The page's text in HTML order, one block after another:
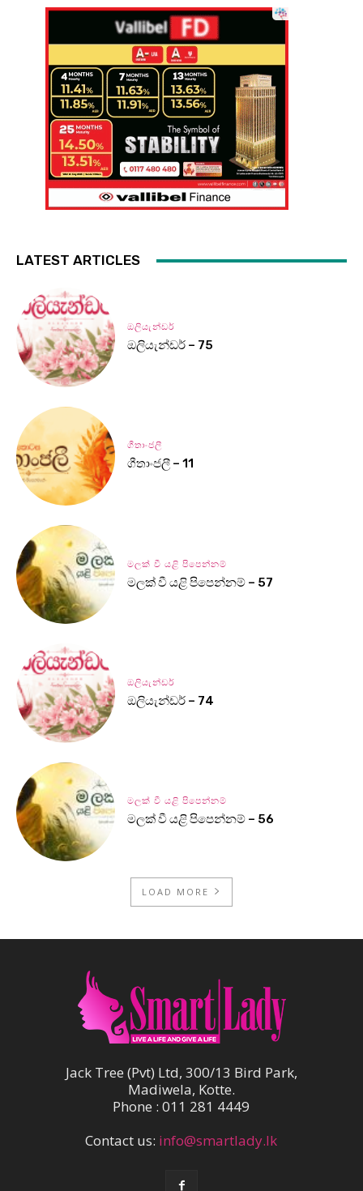
LATEST ARTICLES
ඔලියැන්ඩර්
ඔලියැන්ඩර් – 75
ගීතාංජලී
ගීතාංජලී – 11
මලක් වී යළි පිපෙන්නම්
මලක් වී යළි පිපෙන්නම් – 57
ඔලියැන්ඩර්
ඔලියැන්ඩර් – 74
මලක් වී යළි පිපෙන්නම්
මලක් වී යළි පිපෙන්නම් – 56
LOAD MORE
Jack Tree (Pvt) Ltd, 300/13 Bird Park,
Madiwela, Kotte.
Phone : 011 281 4449
Contact us: info@smartlady.lk